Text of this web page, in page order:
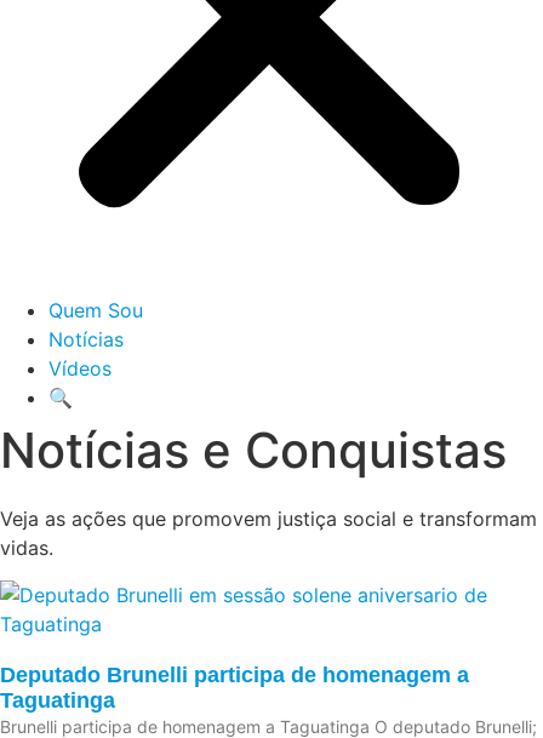
Quem Sou
Notícias
Vídeos
🔍
Notícias e Conquistas
Veja as ações que promovem justiça social e transformam
vidas.
Deputado Brunelli participa de homenagem a
Taguatinga
Brunelli participa de homenagem a Taguatinga O deputado Brunelli;